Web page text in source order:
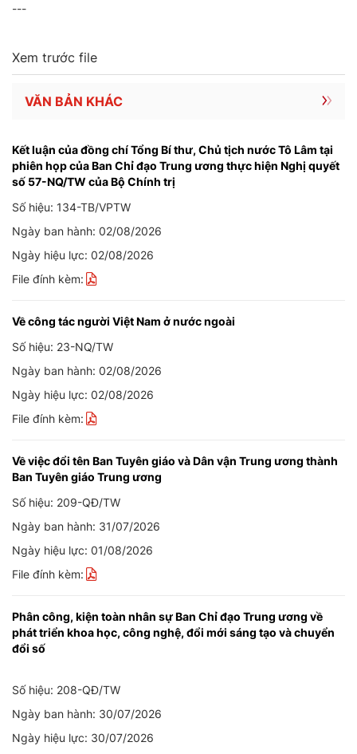
---
Xem trước file
VĂN BẢN KHÁC
Kết luận của đồng chí Tổng Bí thư, Chủ tịch nước Tô Lâm tại
phiên họp của Ban Chỉ đạo Trung ương thực hiện Nghị quyết
số 57-NQ/TW của Bộ Chính trị
Số hiệu: 134-TB/VPTW
Ngày ban hành: 02/08/2026
Ngày hiệu lực: 02/08/2026
File đính kèm:
Về công tác người Việt Nam ở nước ngoài
Số hiệu: 23-NQ/TW
Ngày ban hành: 02/08/2026
Ngày hiệu lực: 02/08/2026
File đính kèm:
Về việc đổi tên Ban Tuyên giáo và Dân vận Trung ương thành
Ban Tuyên giáo Trung ương
Số hiệu: 209-QĐ/TW
Ngày ban hành: 31/07/2026
Ngày hiệu lực: 01/08/2026
File đính kèm:
Phân công, kiện toàn nhân sự Ban Chỉ đạo Trung ương về
phát triển khoa học, công nghệ, đổi mới sáng tạo và chuyển
đổi số
Số hiệu: 208-QĐ/TW
Ngày ban hành: 30/07/2026
Ngày hiệu lực: 30/07/2026